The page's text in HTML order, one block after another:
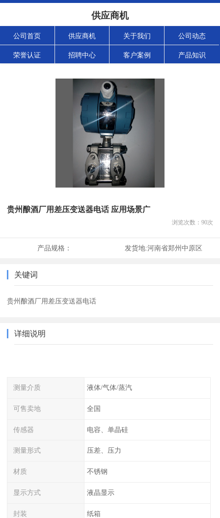
供应商机
公司首页 供应商机 关于我们 公司动态
荣誉认证 招聘中心 客户案例 产品知识
贵州酿酒厂用差压变送器电话 应用场景广
浏览次数： 90次
产品规格： 发货地:河南省郑州中原区
关键词
贵州酿酒厂用差压变送器电话
详细说明
测量介质 液体/气体/蒸汽
可售卖地 全国
传感器 电容、单晶硅
测量形式 压差、压力
材质 不锈钢
显示方式 液晶显示
封装 纸箱